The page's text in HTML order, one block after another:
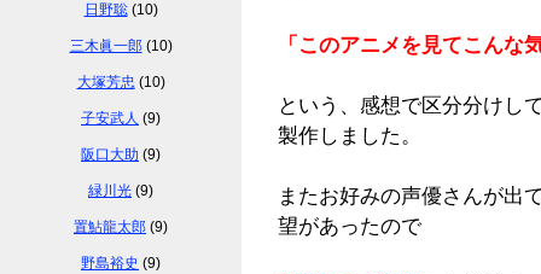
「このアニメを見てこんな
という、感想で区分分けし
製作しました。
またお好みの声優さんが出
望があったので
日野聡(10)
三木眞一郎(10)
大塚芳忠 (10)
子安武人 (9)
阪口大助 (9)
緑川光 (9)
置鮎龍太郎 (9)
野島裕史 (9)